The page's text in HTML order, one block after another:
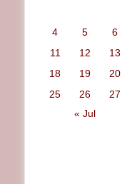
« Jul
4
5 6
11
12 13
18
19 20
25
26 27